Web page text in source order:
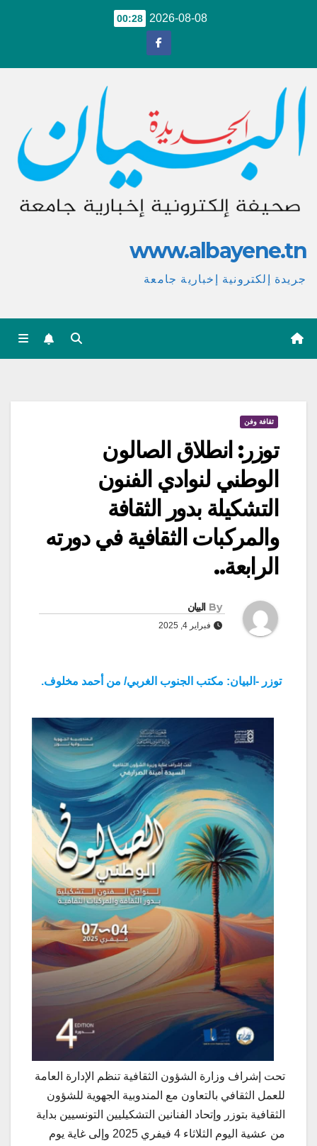
2026-08-08
00:28
www.albayene.tn
جريدة إلكترونية إخبارية جامعة
ثقافة وفن
توزر: انطلاق الصالون
الوطني لنوادي الفنون
التشكيلة بدور الثقافة
والمركبات الثقافية في دورته
الرابعة..
By البيان
فبراير 4, 2025
توزر -البيان: مكتب الجنوب الغربي/ من أحمد مخلوف.
تحت إشراف وزارة الشؤون الثقافية تنظم الإدارة العامة
للعمل الثقافي بالتعاون مع المندوبية الجهوية للشؤون
الثقافية بتوزر وإتحاد الفنانين التشكيليين التونسيين بداية
من عشية اليوم الثلاثاء 4 فيفري 2025 وإلى غاية يوم